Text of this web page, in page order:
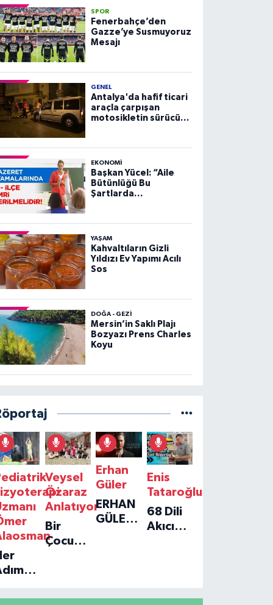
SPOR
Fenerbahçe’den
Gazze’ye Susmuyoruz
Mesajı
GENEL
Antalya'da hafif ticari
araçla çarpışan
motosikletin sürücüsü
EKONOMI
Başkan Yücel: “Aile
Bütünlüğü Bu
Şartlarda
YAŞAM
Kahvaltıların Gizli
Yıldızı Ev Yapımı Acılı
Sos
DOĞA - GEZI
Mersin’in Saklı Plajı
Bozyazı Prens Charles
Koyu
Veysel
Özaraz
Anlatıyor
Bir
Çocuğun
Yolculuğu
Erhan
Güler
ERHAN
GÜLER'IN
Enis
Tataroğlu
68 Dili
Akıcı